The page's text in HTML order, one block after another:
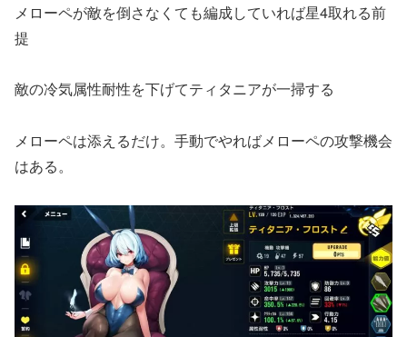
メローペが敵を倒さなくても編成していれば星4取れる前
提
敵の冷気属性耐性を下げてティタニアが一掃する
メローペは添えるだけ。手動でやればメローペの攻撃機会
はある。